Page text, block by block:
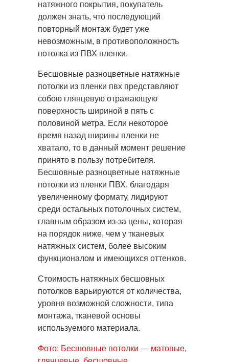
натяжного покрытия, покупатель
должен знать, что последующий
повторный монтаж будет уже
невозможным, в противоположность
потолка из ПВХ пленки.
Бесшовные разноцветные натяжные
потолки из пленки пвх представляют
собою глянцевую отражающую
поверхность шириной в пять с
половиной метра. Если некоторое
время назад ширины пленки не
хватало, то в данный момент решение
принято в пользу потребителя.
Бесшовные разноцветные натяжные
потолки из пленки ПВХ, благодаря
увеличенному формату, лидируют
среди остальных потолочных систем,
главным образом из-за цены, которая
на порядок ниже, чем у тканевых
натяжных систем, более высоким
функционалом и имеющихся оттенков.
Стоимость натяжных бесшовных
потолков варьируются от количества,
уровня возможной сложности, типа
монтажа, тканевой основы
используемого материала.
Фото: Бесшовные потолки — матовые,